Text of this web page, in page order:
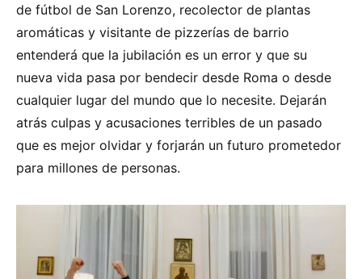
de fútbol de San Lorenzo, recolector de plantas
aromáticas y visitante de pizzerías de barrio
entenderá que la jubilación es un error y que su
nueva vida pasa por bendecir desde Roma o desde
cualquier lugar del mundo que lo necesite. Dejarán
atrás culpas y acusaciones terribles de un pasado
que es mejor olvidar y forjarán un futuro prometedor
para millones de personas.